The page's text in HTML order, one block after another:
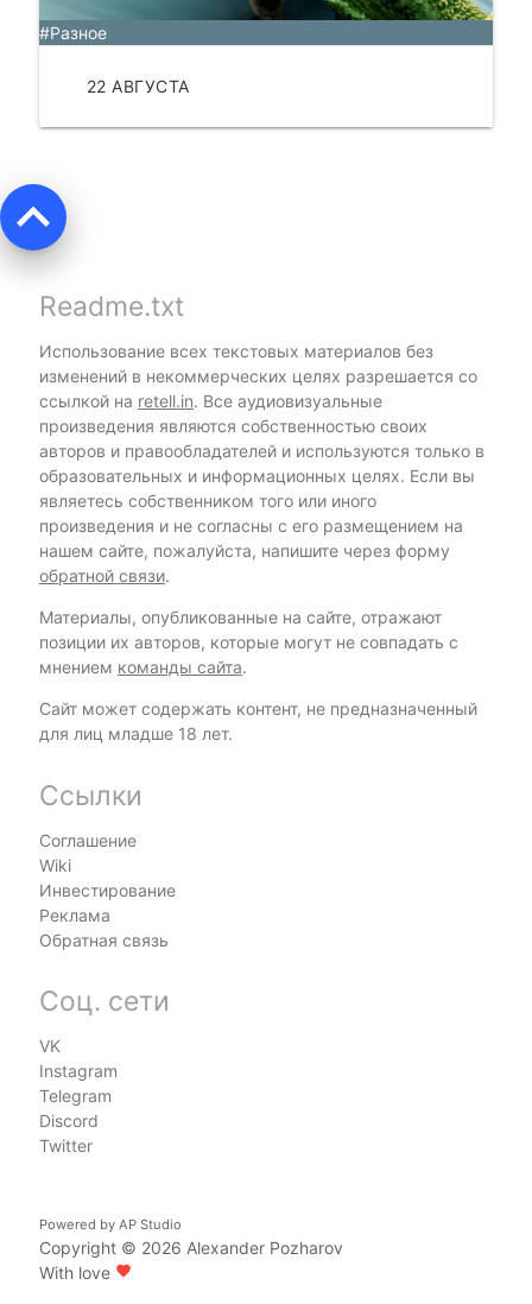
#Разное
22 АВГУСТА
keyboard_arrow_up
Readme.txt
Использование всех текстовых материалов без
изменений в некоммерческих целях разрешается со
ссылкой на retell.in. Все аудиовизуальные
произведения являются собственностью своих
авторов и правообладателей и используются только в
образовательных и информационных целях. Если вы
являетесь собственником того или иного
произведения и не согласны с его размещением на
нашем сайте, пожалуйста, напишите через форму
обратной связи.
Материалы, опубликованные на сайте, отражают
позиции их авторов, которые могут не совпадать с
мнением команды сайта.
Сайт может содержать контент, не предназначенный
для лиц младше 18 лет.
Ссылки
Соглашение
Wiki
Инвестирование
Реклама
Обратная связь
Соц. сети
VK
Instagram
Telegram
Discord
Twitter
Powered by AP Studio
Copyright © 2026 Alexander Pozharov
With love favorite